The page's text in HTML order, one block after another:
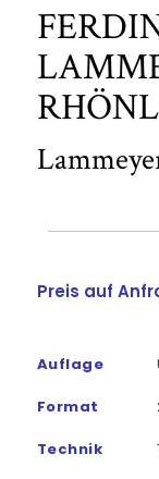
Preis auf
Auflage
Format
Technik